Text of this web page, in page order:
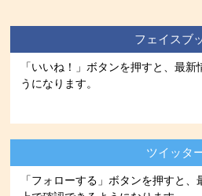
フェイスブ
「いいね！」ボタンを押すと、最
うになります。
ツイッタ
「フォローする」ボタンを押すと